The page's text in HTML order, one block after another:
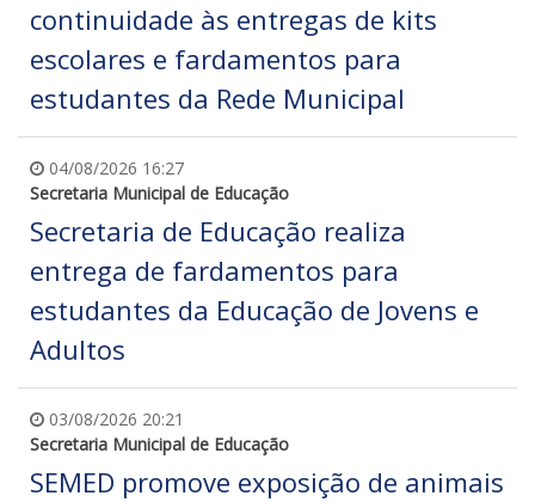
continuidade às entregas de kits
escolares e fardamentos para
estudantes da Rede Municipal
04/08/2026 16:27
Secretaria Municipal de Educação
Secretaria de Educação realiza
entrega de fardamentos para
estudantes da Educação de Jovens e
Adultos
03/08/2026 20:21
Secretaria Municipal de Educação
SEMED promove exposição de animais